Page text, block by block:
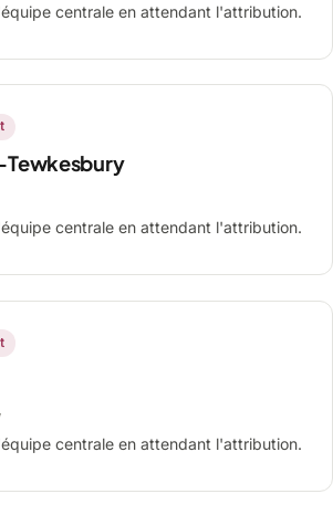
centrale en attendant l'attribution.
centrale en attendant l'attribution.
centrale en attendant l'attribution.